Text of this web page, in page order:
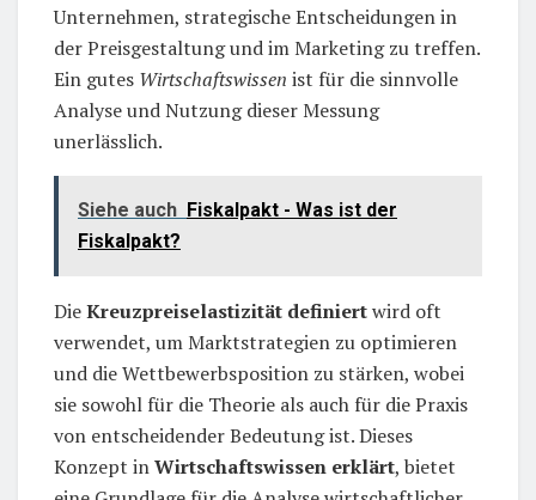
Unternehmen, strategische Entscheidungen in
der Preisgestaltung und im Marketing zu treffen.
Ein gutes Wirtschaftswissen ist für die sinnvolle
Analyse und Nutzung dieser Messung
unerlässlich.
Siehe auch Fiskalpakt - Was ist der
Fiskalpakt?
DieKreuzpreiselastizität definiertwird oft
verwendet, um Marktstrategien zu optimieren
und die Wettbewerbsposition zu stärken, wobei
sie sowohl für die Theorie als auch für die Praxis
von entscheidender Bedeutung ist. Dieses
Konzept inWirtschaftswissen erklärt, bietet